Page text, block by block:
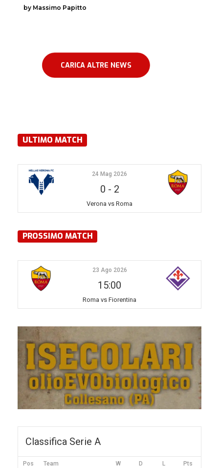
by Massimo Papitto
CARICA ALTRE NEWS
ULTIMO MATCH
24 Mag 2026
0 - 2
Verona vs Roma
PROSSIMO MATCH
23 Ago 2026
15:00
Roma vs Fiorentina
Classifica Serie A
Pos Team W D L Pts